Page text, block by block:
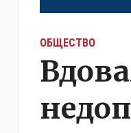
ОБЩЕСТВО